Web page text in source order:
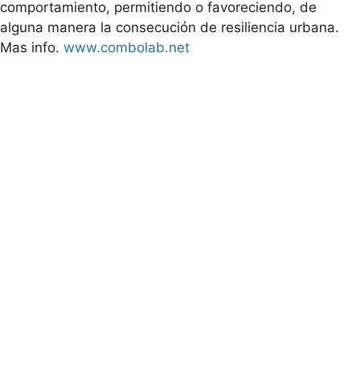
comportamiento, permitiendo o favoreciendo, de
alguna manera la consecución de resiliencia urbana.
Mas info. www.combolab.net